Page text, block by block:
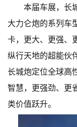
本届车展，长
大力仑炮的系列车
卡，更大、更强、
纵行天地的超能伙
长城炮定位全球高
智慧，更强劲、更
类价值跃升。